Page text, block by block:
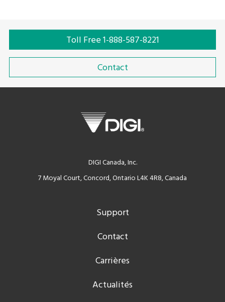
Toll Free 1-888-587-8221
Contact
DIGI Canada, Inc.
7 Moyal Court, Concord, Ontario L4K 4R8, Canada
Support
Contact
Carrières
Actualités